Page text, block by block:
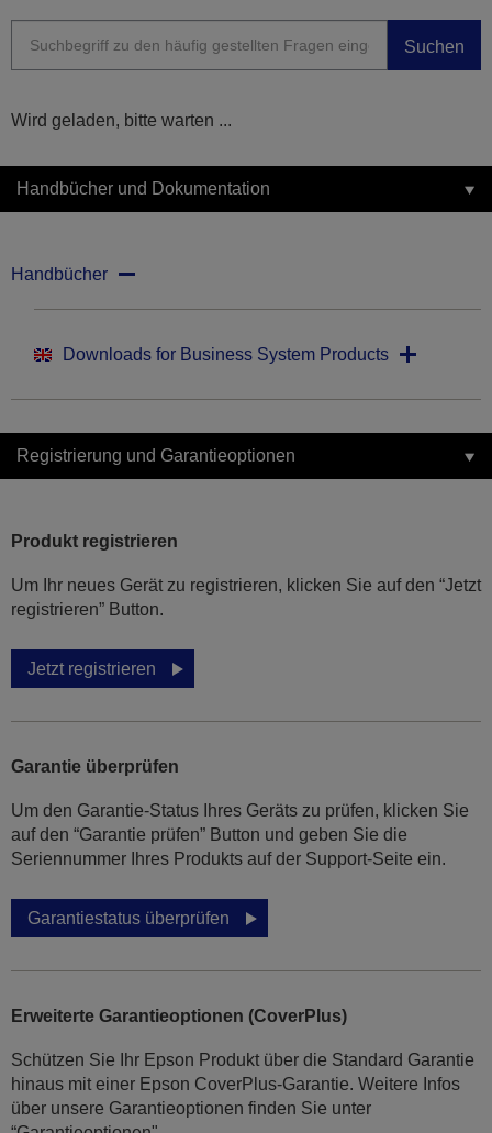
Suchen
Wird geladen, bitte warten ...
Handbücher und Dokumentation
Handbücher
Downloads for Business System Products
Registrierung und Garantieoptionen
Produkt registrieren
Um Ihr neues Gerät zu registrieren, klicken Sie auf den “Jetzt
registrieren” Button.
Jetzt registrieren
Garantie überprüfen
Um den Garantie-Status Ihres Geräts zu prüfen, klicken Sie
auf den “Garantie prüfen” Button und geben Sie die
Seriennummer Ihres Produkts auf der Support-Seite ein.
Garantiestatus überprüfen
Erweiterte Garantieoptionen (CoverPlus)
Schützen Sie Ihr Epson Produkt über die Standard Garantie
hinaus mit einer Epson CoverPlus-Garantie. Weitere Infos
über unsere Garantieoptionen finden Sie unter